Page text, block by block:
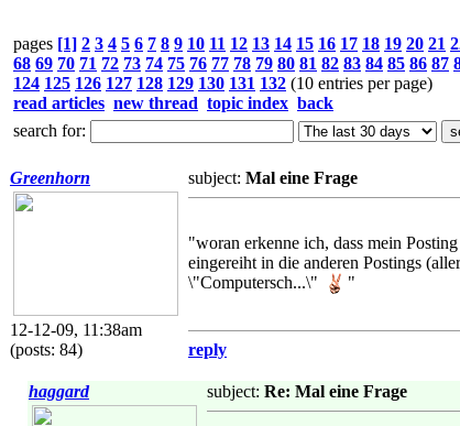
pages [1] 2 3 4 5 6 7 8 9 10 11 12 13 14 15 16 17 18 19 20 21
68 69 70 71 72 73 74 75 76 77 78 79 80 81 82 83 84 85 86 87
124 125 126 127 128 129 130 131 132 (10 entries per page)
read articles new thread topic index back
search for:
Greenhorn
12-12-09, 11:38am
(posts: 84)
subject: Mal eine Frage
"woran erkenne ich, dass mein
eingereiht in die anderen Postings
\"Computersch...\"
"
reply
haggard subject: Re: Mal eine Frage